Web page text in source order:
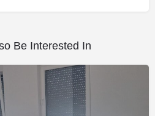
Be Interested In